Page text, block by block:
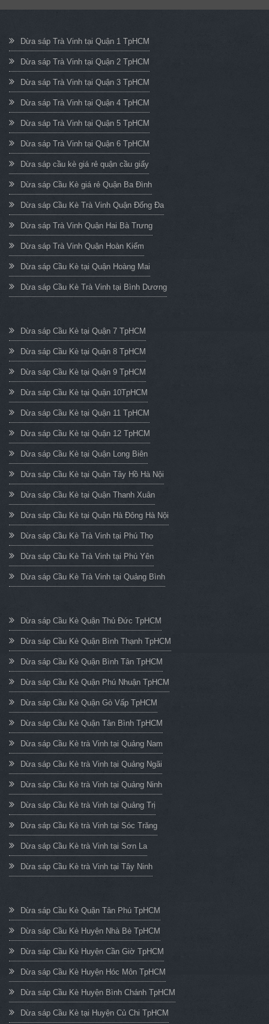
Dừa sáp Trà Vinh tại Quận 1 TpHCM
Dừa sáp Trà Vinh tại Quận 2 TpHCM
Dừa sáp Trà Vinh tại Quận 3 TpHCM
Dừa sáp Trà Vinh tại Quận 4 TpHCM
Dừa sáp Trà Vinh tại Quận 5 TpHCM
Dừa sáp Trà Vinh tại Quận 6 TpHCM
Dừa sáp cầu kè giá rẻ quận cầu giấy
Dừa sáp Cầu Kè giá rẻ Quận Ba Đình
Dừa sáp Cầu Kè Trà Vinh Quận Đống Đa
Dừa sáp Trà Vinh Quận Hai Bà Trưng
Dừa sáp Trà Vinh Quận Hoàn Kiếm
Dừa sáp Cầu Kè tại Quận Hoàng Mai
Dừa sáp Cầu Kè Trà Vinh tại Bình Dương
Dừa sáp Cầu Kè tại Quận 7 TpHCM
Dừa sáp Cầu Kè tại Quận 8 TpHCM
Dừa sáp Cầu Kè tại Quận 9 TpHCM
Dừa sáp Cầu Kè tại Quận 10TpHCM
Dừa sáp Cầu Kè tại Quận 11 TpHCM
Dừa sáp Cầu Kè tại Quận 12 TpHCM
Dừa sáp Cầu Kè tại Quận Long Biên
Dừa sáp Cầu Kè tại Quận Tây Hồ Hà Nội
Dừa sáp Cầu Kè tại Quận Thanh Xuân
Dừa sáp Cầu Kè tại Quận Hà Đông Hà Nội
Dừa sáp Cầu Kè Trà Vinh tại Phú Thọ
Dừa sáp Cầu Kè Trà Vinh tại Phú Yên
Dừa sáp Cầu Kè Trà Vinh tại Quảng Bình
Dừa sáp Cầu Kè Quận Thủ Đức TpHCM
Dừa sáp Cầu Kè Quận Bình Thạnh TpHCM
Dừa sáp Cầu Kè Quận Bình Tân TpHCM
Dừa sáp Cầu Kè Quận Phú Nhuận TpHCM
Dừa sáp Cầu Kè Quận Gò Vấp TpHCM
Dừa sáp Cầu Kè Quận Tân Bình TpHCM
Dừa sáp Cầu Kè trà Vinh tại Quảng Nam
Dừa sáp Cầu Kè trà Vinh tại Quảng Ngãi
Dừa sáp Cầu Kè trà Vinh tại Quảng Ninh
Dừa sáp Cầu Kè trà Vinh tại Quảng Trị
Dừa sáp Cầu Kè trà Vinh tại Sóc Trăng
Dừa sáp Cầu Kè trà Vinh tại Sơn La
Dừa sáp Cầu Kè trà Vinh tại Tây Ninh
Dừa sáp Cầu Kè Quận Tân Phú TpHCM
Dừa sáp Cầu Kè Huyện Nhà Bè TpHCM
Dừa sáp Cầu Kè Huyện Cần Giờ TpHCM
Dừa sáp Cầu Kè Huyện Hóc Môn TpHCM
Dừa sáp Cầu Kè Huyện Bình Chánh TpHCM
Dừa sáp Cầu Kè tại Huyện Củ Chi TpHCM